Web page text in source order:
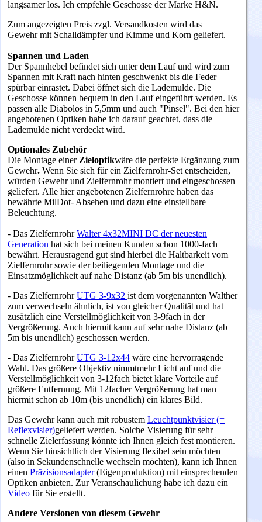
langsamer los. Ich empfehle Geschosse der Marke H&N.
Zum angezeigten Preis zzgl. Versandkosten wird das
Gewehr mit Schalldämpfer und Kimme und Korn geliefert.
Spannen und Laden
Der Spannhebel befindet sich unter dem Lauf und wird zum
Spannen mit Kraft nach hinten geschwenkt bis die Feder
spürbar einrastet. Dabei öffnet sich die Lademulde. Die
Geschosse können bequem in den Lauf eingeführt werden. Es
passen alle Diabolos in 5,5mm und auch "Pinsel". Bei den hier
angebotenen Optiken habe ich darauf geachtet, dass die
Lademulde nicht verdeckt wird.
Optionales Zubehör
Die Montage einer Zieloptikwäre die perfekte Ergänzung zum
Gewehr. Wenn Sie sich für ein Zielfernrohr-Set entscheiden,
würden Gewehr und Zielfernrohr montiert und eingeschossen
geliefert. Alle hier angebotenen Zielfernrohre haben das
bewährte MilDot- Absehen und dazu eine einstellbare
Beleuchtung.
- Das Zielfernrohr Walter 4x32MINI DC der neuesten
Generation hat sich bei meinen Kunden schon 1000-fach
bewährt. Herausragend gut sind hierbei die Haltbarkeit vom
Zielfernrohr sowie der beiliegenden Montage und die
Einsatzmöglichkeit auf nahe Distanz (ab 5m bis unendlich).
- Das ZielfernrohrUTG 3-9x32 ist dem vorgenannten Walther
zum verwechseln ähnlich, ist von gleicher Qualität und hat
zusätzlich eine Verstellmöglichkeit von 3-9fach in der
Vergrößerung. Auch hiermit kann auf sehr nahe Distanz (ab
5m bis unendlich) geschossen werden.
- Das ZielfernrohrUTG 3-12x44 wäre eine hervorragende
Wahl. Das größere Objektiv nimmtmehr Licht auf und die
Verstellmöglichkeit von 3-12fach bietet klare Vorteile auf
größere Entfernung. Mit 12facher Vergrößerung hat man
hiermit schon ab 10m (bis unendlich) ein klares Bild.
Das Gewehr kann auch mit robustem Leuchtpunktvisier (=
Reflexvisier)geliefert werden. Solche Visierung für sehr
schnelle Zielerfassung könnte ich Ihnen gleich fest montieren.
Wenn Sie hinsichtlich der Visierung flexibel sein möchten
(also in Sekundenschnelle wechseln möchten), kann ich Ihnen
einen Präzisionsadapter(Eigenproduktion) mit einsprechenden
Optiken anbieten. Zur Veranschaulichung habe ich dazu ein
Video für Sie erstellt.
Andere Versionen von diesem Gewehr